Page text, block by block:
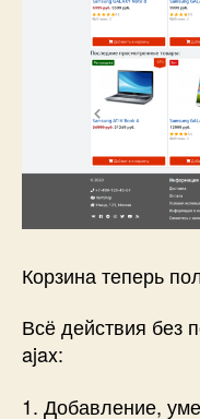
Корзина теперь
Всё действия без
ajax:
1. Добавление,